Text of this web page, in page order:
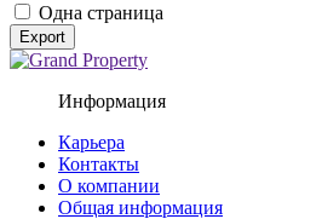
Одна страница
Export
Информация
Карьера
Контакты
О компании
Общая информация